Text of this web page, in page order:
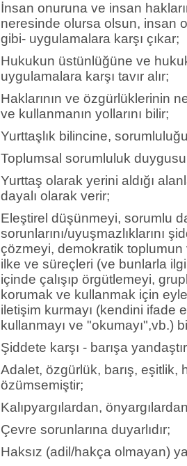
İnsan onuruna ve insan
neresinde olursa olsun, insan
gibi- uygulamalara karşı çıkar;
Hukukun üstünlüğüne ve
uygulamalara karşı tavır alır;
Haklarının ve özgürlüklerinin
ve kullanmanın yollarını bilir;
Yurttaşlık bilincine,
Toplumsal sorumluluk
Yurttaş olarak yerini aldığı
dayalı olarak verir;
Eleştirel düşünmeyi, sorumlu
sorunlarını/uyuşmazlıklarını
çözmeyi, demokratik toplumun
ilke ve süreçleri (ve bunlarla
içinde çalışıp örgütlemeyi,
korumak ve kullanmak için
iletişim kurmayı (kendini ifade
kullanmayı ve "okumayı",vb.)
Şiddete karşı - barışa
Adalet, özgürlük, barış, eşitlik,
özümsemiştir;
Kalıpyargılardan, önyargılardan
Çevre sorunlarına duyarlıdır;
Haksız (adil/hakça olmayan)